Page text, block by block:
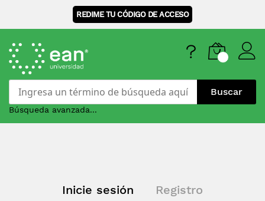
REDIME TU CÓDIGO DE ACCESO
Buscar
Búsqueda avanzada...
Inicie sesión Registro